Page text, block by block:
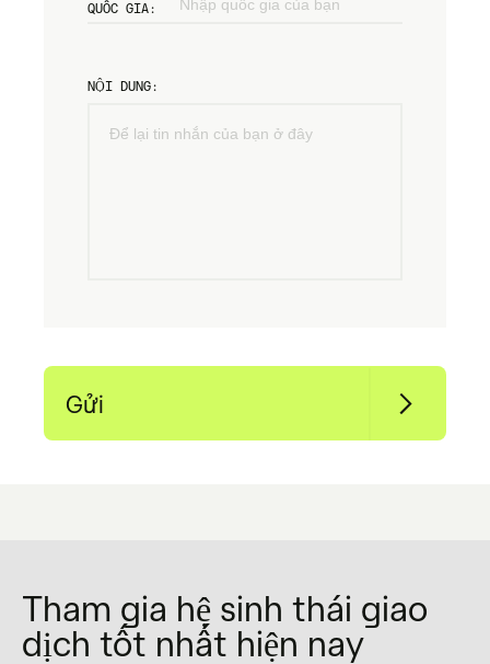
QUỐC GIA:
NỘI DUNG:
Gửi
PHONE (Required)
Tham gia hệ sinh thái giao
dịch tốt nhất hiện nay